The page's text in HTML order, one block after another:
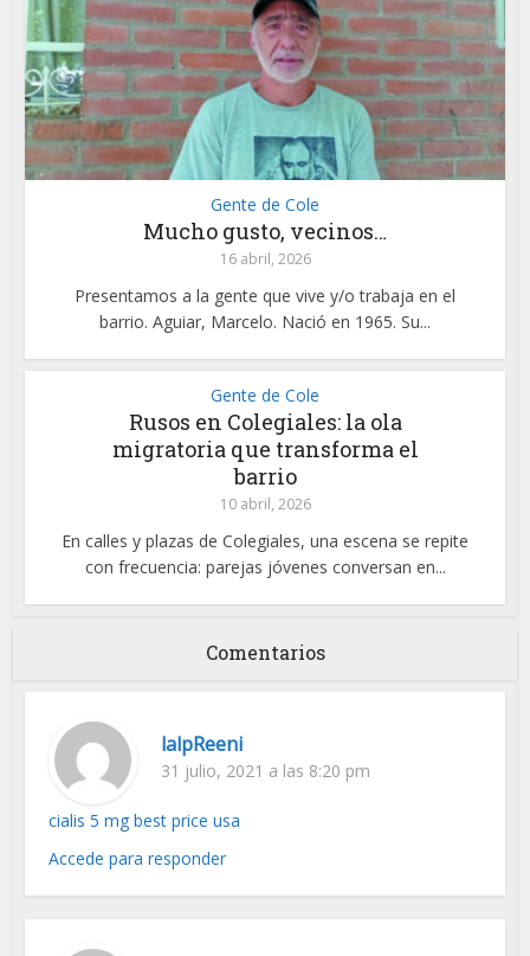
Gente de Cole
Mucho gusto, vecinos…
16 abril, 2026
Presentamos a la gente que vive y/o trabaja en el
barrio. Aguiar, Marcelo. Nació en 1965. Su...
Gente de Cole
Rusos en Colegiales: la ola
migratoria que transforma el
barrio
10 abril, 2026
En calles y plazas de Colegiales, una escena se repite
con frecuencia: parejas jóvenes conversan en...
Comentarios
lalpReeni
31 julio, 2021 a las 8:20 pm
cialis 5 mg best price usa
Accede para responder